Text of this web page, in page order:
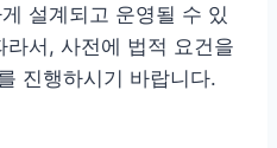
설계되고 운영될 수 있
라서, 사전에 법적 요건을
진행하시기 바랍니다.